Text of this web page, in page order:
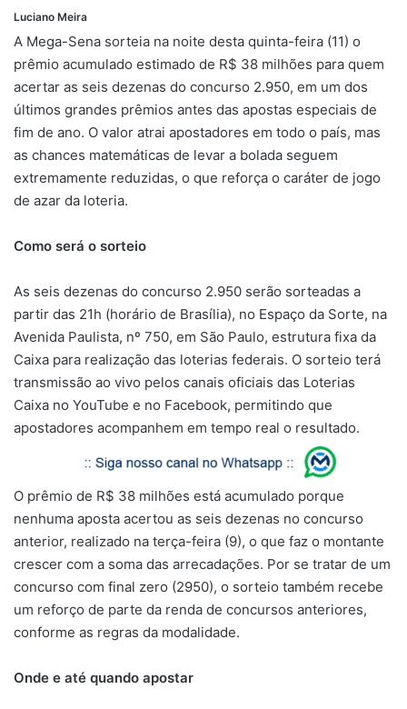
Luciano Meira
A Mega-Sena sorteia na noite desta quinta-feira (11) o
prêmio acumulado estimado de R$ 38 milhões para quem
acertar as seis dezenas do concurso 2.950, em um dos
últimos grandes prêmios antes das apostas especiais de
fim de ano. O valor atrai apostadores em todo o país, mas
as chances matemáticas de levar a bolada seguem
extremamente reduzidas, o que reforça o caráter de jogo
de azar da loteria.
Como será o sorteio
As seis dezenas do concurso 2.950 serão sorteadas a
partir das 21h (horário de Brasília), no Espaço da Sorte, na
Avenida Paulista, nº 750, em São Paulo, estrutura fixa da
Caixa para realização das loterias federais. O sorteio terá
transmissão ao vivo pelos canais oficiais das Loterias
Caixa no YouTube e no Facebook, permitindo que
apostadores acompanhem em tempo real o resultado.
O prêmio de R$ 38 milhões está acumulado porque
nenhuma aposta acertou as seis dezenas no concurso
anterior, realizado na terça-feira (9), o que faz o montante
crescer com a soma das arrecadações. Por se tratar de um
concurso com final zero (2950), o sorteio também recebe
um reforço de parte da renda de concursos anteriores,
conforme as regras da modalidade.
Onde e até quando apostar